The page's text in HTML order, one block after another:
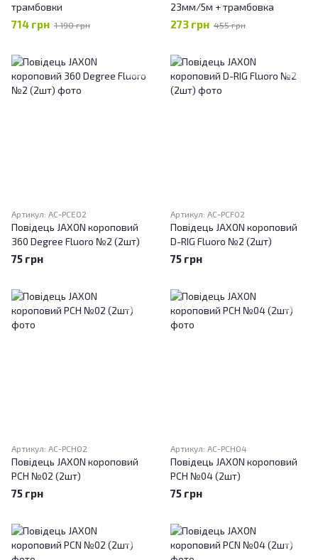
трамбовки
714 грн 1 190 грн
23мм/5м + трамбовка
273 грн 455 грн
Артикул: AC-PCE02
Повідець JAXON короповий
360 Degree Fluoro №2 (2шт)
75 грн
Артикул: AC-PCF02
Повідець JAXON короповий
D-RIG Fluoro №2 (2шт)
75 грн
Артикул: AC-PCH02
Повідець JAXON короповий
PCH №02 (2шт)
75 грн
Артикул: AC-PCH04
Повідець JAXON короповий
PCH №04 (2шт)
75 грн